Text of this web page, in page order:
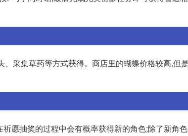
采集草药等方式获得。商店里的蝴蝶价格较高,但
愿抽奖的过程中会有概率获得新的角色;除了新角